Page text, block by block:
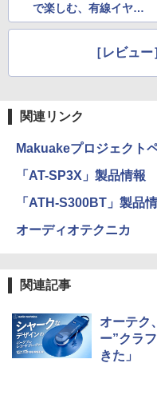
で楽しむ、有線イヤフ
ォン生活
［レビュ
関連リンク
Makuakeプロジェクト
「AT-SP3X」製品情報
「ATH-S300BT」製品
オーディオテクニカ
関連記事
オーテク
ー”クラ
きた」